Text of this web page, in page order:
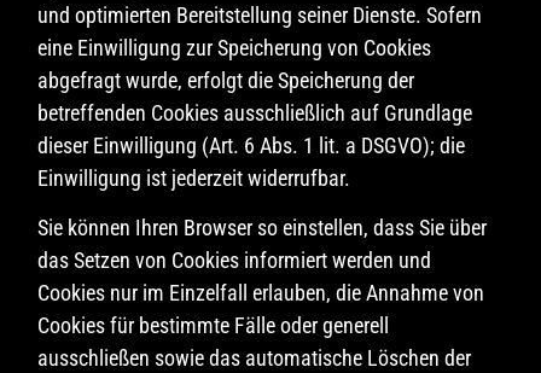
und optimierten Bereitstellung seiner Dienste. Sofern
eine Einwilligung zur Speicherung von Cookies
abgefragt wurde, erfolgt die Speicherung der
betreffenden Cookies ausschließlich auf Grundlage
dieser Einwilligung (Art. 6 Abs. 1 lit. a DSGVO); die
Einwilligung ist jederzeit widerrufbar.
Sie können Ihren Browser so einstellen, dass Sie über
das Setzen von Cookies informiert werden und
Cookies nur im Einzelfall erlauben, die Annahme von
Cookies für bestimmte Fälle oder generell
ausschließen sowie das automatische Löschen der